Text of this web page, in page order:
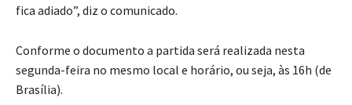
fica adiado”, diz o comunicado.
Conforme o documento a partida será realizada nesta
segunda-feira no mesmo local e horário, ou seja, às 16h (de
Brasília).